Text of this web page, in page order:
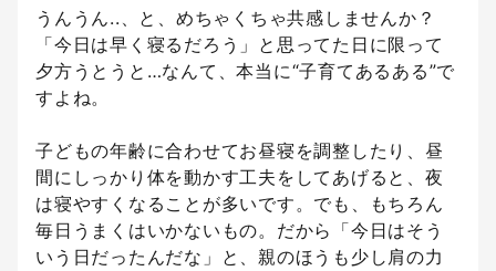
うんうん..、と、めちゃくちゃ共感しませんか？
「今日は早く寝るだろう」と思ってた日に限って
夕方うとうと…なんて、本当に“子育てあるある”で
すよね。
子どもの年齢に合わせてお昼寝を調整したり、昼
間にしっかり体を動かす工夫をしてあげると、夜
は寝やすくなることが多いです。でも、もちろん
毎日うまくはいかないもの。だから「今日はそう
いう日だったんだな」と、親のほうも少し肩の力